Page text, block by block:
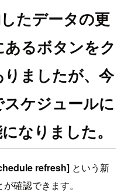
たデータの更
るボタンをク
ましたが、今
ケジュールに
なりました。
refresh] という新
確認できます。